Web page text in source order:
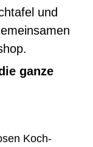
ganze
Koch-